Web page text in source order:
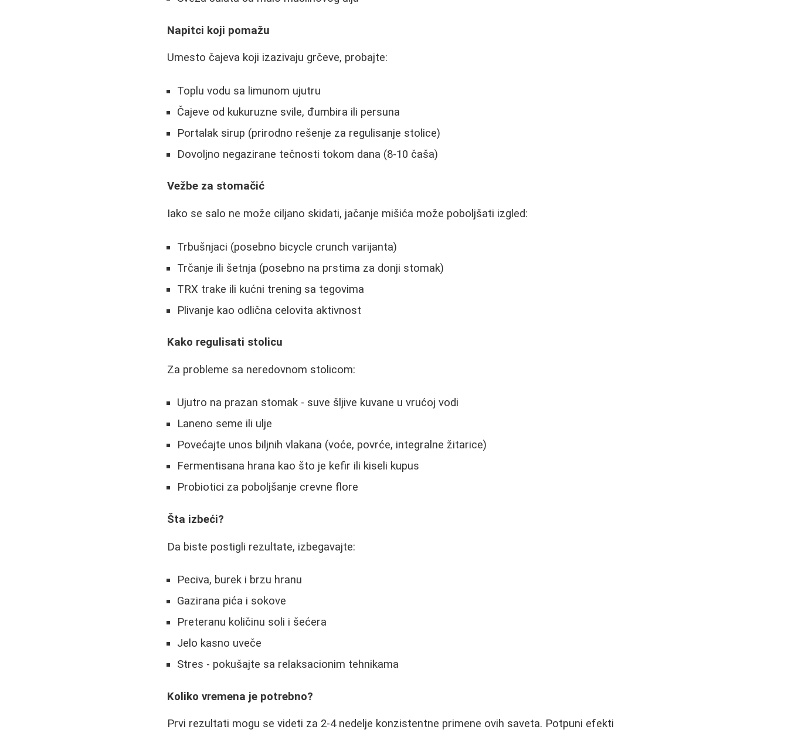
Napitci koji pomažu
Umesto čajeva koji izazivaju grčeve, probajte:
Toplu vodu sa limunom ujutru
Čajeve od kukuruzne svile, đumbira ili persuna
Portalak sirup (prirodno rešenje za regulisanje stolice)
Dovoljno negazirane tečnosti tokom dana (8-10 čaša)
Vežbe za stomačić
Iako se salo ne može ciljano skidati, jačanje mišića može poboljšati izgled:
Trbušnjaci (posebno bicycle crunch varijanta)
Trčanje ili šetnja (posebno na prstima za donji stomak)
TRX trake ili kućni trening sa tegovima
Plivanje kao odlična celovita aktivnost
Kako regulisati stolicu
Za probleme sa neredovnom stolicom:
Ujutro na prazan stomak - suve šljive kuvane u vrućoj vodi
Laneno seme ili ulje
Povećajte unos biljnih vlakana (voće, povrće, integralne žitarice)
Fermentisana hrana kao što je kefir ili kiseli kupus
Probiotici za poboljšanje crevne flore
Šta izbeći?
Da biste postigli rezultate, izbegavajte:
Peciva, burek i brzu hranu
Gazirana pića i sokove
Preteranu količinu soli i šećera
Jelo kasno uveče
Stres - pokušajte sa relaksacionim tehnikama
Koliko vremena je potrebno?
Prvi rezultati mogu se videti za 2-4 nedelje konzistentne primene ovih saveta. Potpuni efekti